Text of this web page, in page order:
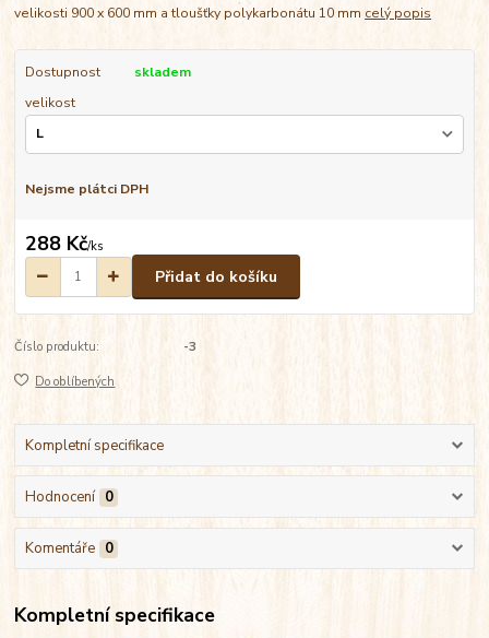
velikosti 900 x 600 mm a tloušťky polykarbonátu 10 mm celý popis
Dostupnost
skladem
velikost
Nejsme plátci DPH
288 Kč/ks
Přidat do košíku
Číslo produktu: -3
Do oblíbených
Kompletní specifikace
Hodnocení 0
Komentáře 0
Kompletní specifikace